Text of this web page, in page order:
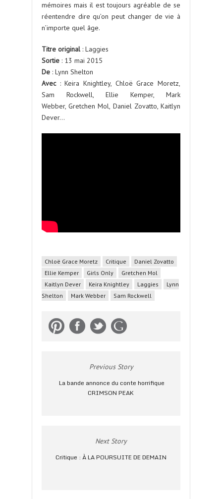
mémoires mais il est toujours agréable de se
réentendre dire qu’on peut changer de vie à
n’importe quel âge.
Titre original: Laggies
Sortie : 13 mai 2015
De : Lynn Shelton
Avec: Keira Knightley, Chloë Grace Moretz,
Sam Rockwell, Ellie Kemper, Mark
Webber, Gretchen Mol, Daniel Zovatto, Kaitlyn
Dever…
Chloë Grace Moretz Critique
Daniel Zovatto
Ellie Kemper
Girls Only
Gretchen Mol
Kaitlyn Dever
Keira Knightley Laggies
Lynn
Shelton
Mark Webber Sam Rockwell
Previous Story
La bande annonce du conte horrifique
CRIMSON PEAK
Next Story
Critique : À LA POURSUITE DE DEMAIN